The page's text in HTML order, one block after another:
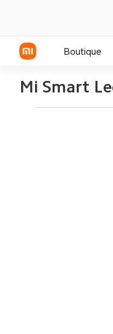
Boutique
Mi Smart